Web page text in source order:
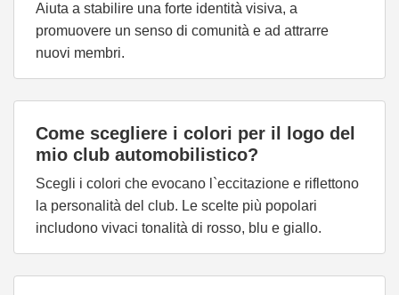
Aiuta a stabilire una forte identità visiva, a
promuovere un senso di comunità e ad attrarre
nuovi membri.
Come scegliere i colori per il logo del
mio club automobilistico?
Scegli i colori che evocano l`eccitazione e riflettono
la personalità del club. Le scelte più popolari
includono vivaci tonalità di rosso, blu e giallo.